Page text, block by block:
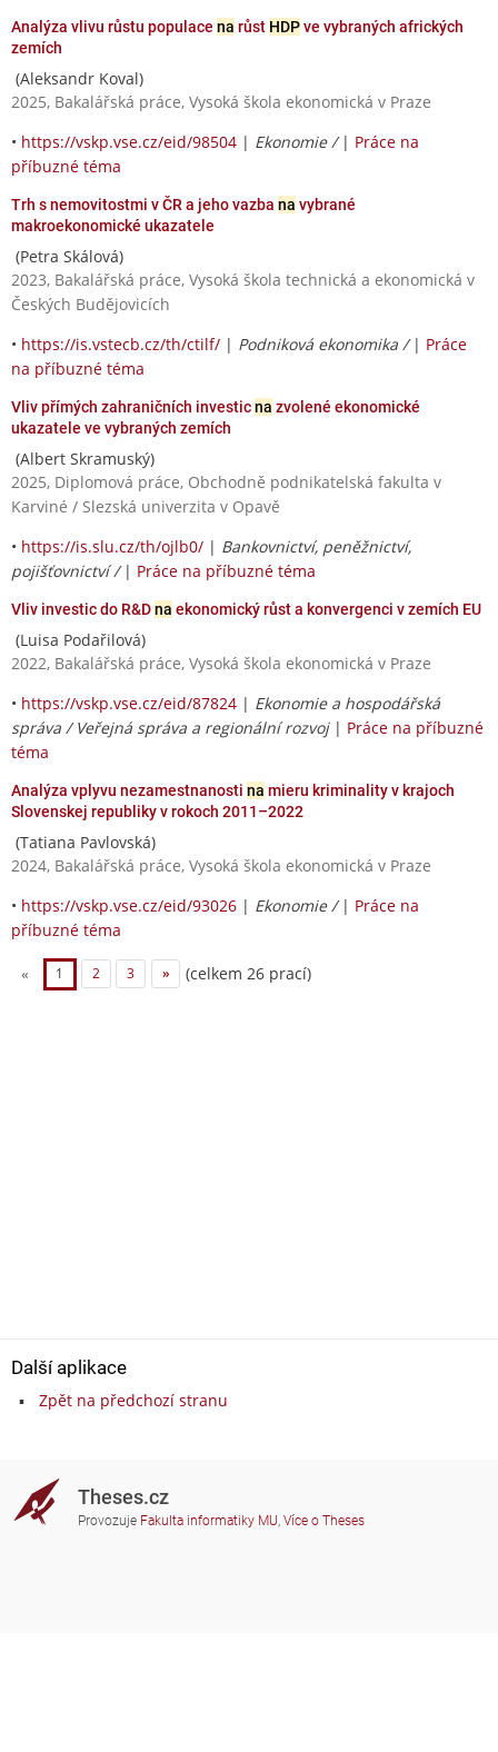
Analýza vlivu růstu populace na růst HDPve vybraných afrických
zemích
(Aleksandr Koval)
2025, Bakalářská práce, Vysoká škola ekonomická v Praze
• https://vskp.vse.cz/eid/98504 | Ekonomie / | Práce na
příbuzné téma
Trh s nemovitostmi v ČR a jeho vazba na vybrané
makroekonomické ukazatele
(Petra Skálová)
2023, Bakalářská práce, Vysoká škola technická a ekonomická v
Českých Budějovicích
• https://is.vstecb.cz/th/ctilf/ | Podniková ekonomika / | Práce
na příbuzné téma
Vliv přímých zahraničních investicna zvolené ekonomické
ukazatele ve vybraných zemích
(Albert Skramuský)
2025, Diplomová práce, Obchodně podnikatelská fakulta v
Karviné / Slezská univerzita v Opavě
• https://is.slu.cz/th/ojlb0/ | Bankovnictví, peněžnictví,
pojišťovnictví / | Práce na příbuzné téma
Vliv investic do R&Dna ekonomický růst a konvergenci v zemích EU
(Luisa Podařilová)
2022, Bakalářská práce, Vysoká škola ekonomická v Praze
• https://vskp.vse.cz/eid/87824 | Ekonomie a hospodářská
správa / Veřejná správa a regionální rozvoj| Práce na příbuzné
téma
Analýza vplyvu nezamestnanosti na mieru kriminality v krajoch
Slovenskej republiky v rokoch 2011–2022
(Tatiana Pavlovská)
2024, Bakalářská práce, Vysoká škola ekonomická v Praze
• https://vskp.vse.cz/eid/93026 | Ekonomie / | Práce na
příbuzné téma
« 1 2 3 » (celkem 26 prací)
Další aplikace
Zpět na předchozí stranu
Theses.cz
Provozuje Fakulta informatiky MU, Více o Theses